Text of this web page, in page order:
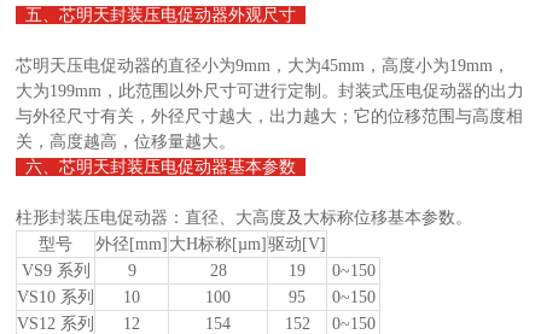
五、芯明天封装压电促动器外观尺寸
芯明天压电促动器的直径小为9mm，大为45mm，高度小为19mm，
大为199mm，此范围以外尺寸可进行定制。封装式压电促动器的出力
与外径尺寸有关，外径尺寸越大，出力越大；它的位移范围与高度相
关，高度越高，位移量越大。
六、芯明天封装压电促动器基本参数
柱形封装压电促动器：直径、大高度及大标称位移基本参数。
型号
外径 [mm] 大H标称[µm] 驱动 [V]
VS9 系列
9 28 19
0~150
VS10 系列
10 100 95
0~150
VS12 系列
12 154 152
0~150